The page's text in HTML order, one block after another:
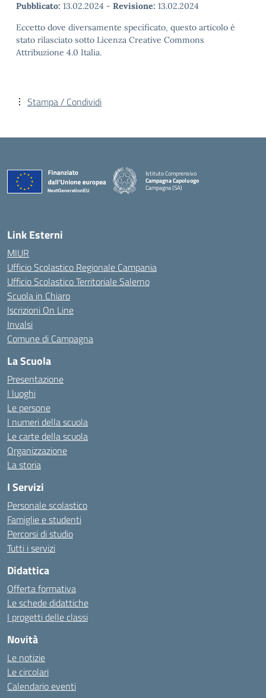
Pubblicato: 13.02.2024 - Revisione: 13.02.2024
Eccetto dove diversamente specificato, questo articolo è
stato rilasciato sotto Licenza Creative Commons
Attribuzione 4.0 Italia.
Stampa / Condividi
Istituto Comprensivo
Campagna Capoluogo
Campagna (SA)
Link Esterni
MIUR
Ufficio Scolastico Regionale Campania
Ufficio Scolastico Territoriale Salerno
Scuola in Chiaro
Iscrizioni On Line
Invalsi
Comune di Campagna
La Scuola
Presentazione
I luoghi
Le persone
I numeri della scuola
Le carte della scuola
Organizzazione
La storia
I Servizi
Personale scolastico
Famiglie e studenti
Percorsi di studio
Tutti i servizi
Didattica
Offerta formativa
Le schede didattiche
I progetti delle classi
Novità
Le notizie
Le circolari
Calendario eventi